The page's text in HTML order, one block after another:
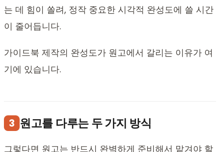
는 데 힘이 쏠려, 정작 중요한 시각적 완성도에 쓸 시간
이 줄어듭니다.
가이드북 제작의 완성도가 원고에서 갈리는 이유가 여
기에 있습니다.
3 원고를 다루는 두 가지 방식
그렇다면 원고는 반드시 완벽하게 준비해서 맡겨야 할